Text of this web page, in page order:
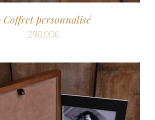
٭ Coffret personnalisé
290,00€